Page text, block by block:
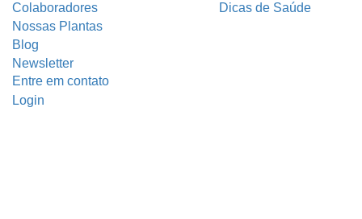
Colaboradores
Dicas de Saúde
Nossas Plantas
Blog
Newsletter
Entre em contato
Login